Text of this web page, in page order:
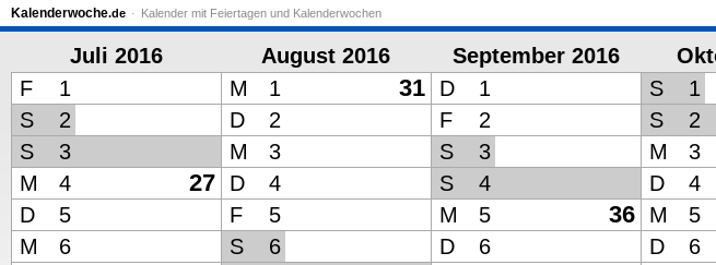
Kalenderwoche.de Kalender mit Feiertagen und Kalenderwochen
Juli 2016 August 2016 September 2016
F
1 M 1 31 D 1 S 1
S
2 D 2 F 2 S 2
S
3 M 3 S 3 M 3
M
4 27 D 4 S 4 D 4
D
5 F 5 M 5 36 M 5
M 6 S 6 D 6 D 6